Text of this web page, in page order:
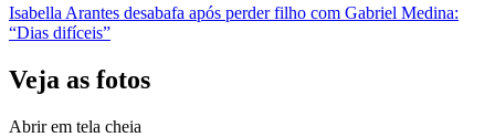
Isabella Arantes desabafa após perder filho com Gabriel Medina:
“Dias difíceis”
Veja as fotos
Abrir em tela cheia